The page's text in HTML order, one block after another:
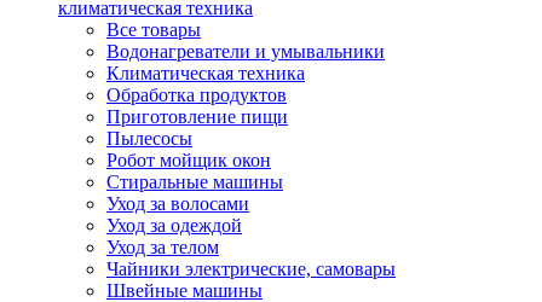
климатическая техника
Все товары
Водонагреватели и умывальники
Климатическая техника
Обработка продуктов
Приготовление пищи
Пылесосы
Робот мойщик окон
Стиральные машины
Уход за волосами
Уход за одеждой
Уход за телом
Чайники электрические, самовары
Швейные машины